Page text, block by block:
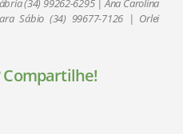
(34) 99262-6295 | Ana Carolina
Sábio (34) 99677-7126 | Orlei
Compartilhe!